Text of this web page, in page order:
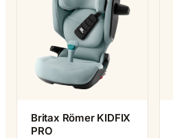
Britax Römer KIDFIX
PRO